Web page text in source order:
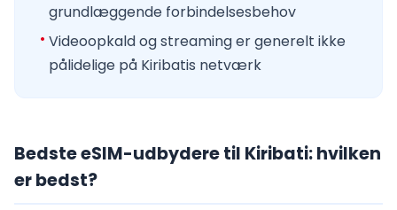
grundlæggende forbindelsesbehov
Videoopkald og streaming er generelt ikke
pålidelige på Kiribatis netværk
Bedste eSIM-udbydere til Kiribati: hvilken
er bedst?